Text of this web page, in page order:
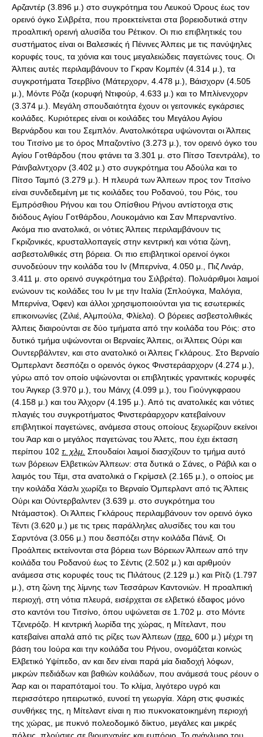
Αρζαντέρ (3.896 μ.) στο συγκρότημα του Λευκού Όρους έως τον
ορεινό όγκο Σιλβρέτα, που προεκτείνεται στα βορειοδυτικά στην
προαλπική ορεινή αλυσίδα του Ρέτικον. Οι πιο επιβλητικές του
συστήματος είναι οι Βαλεσικές ή Πένινες Άλπεις με τις πανύψηλες
κορυφές τους, τα χιόνια και τους μεγαλειώδεις παγετώνες τους. Οι
Άλπεις αυτές περιλαμβάνουν το Γκραν Κομπέν (4.314 μ.), τα
συγκροτήματα Τσερβίνο (Μάτερχορν, 4.478 μ.), Βάισχορν (4.505
μ.), Μόντε Ρόζα (κορυφή Ντιφούρ, 4.633 μ.) και το Μπλίνενχορν
(3.374 μ.). Μεγάλη σπουδαιότητα έχουν οι γειτονικές εγκάρσιες
κοιλάδες. Κυριότερες είναι οι κοιλάδες του Μεγάλου Αγίου
Βερνάρδου και του Σεμπλόν. Ανατολικότερα υψώνονται οι Άλπεις
του Τιτσίνο με το όρος Μπαζοντίνο (3.273 μ.), τον ορεινό όγκο του
Αγίου Γοτθάρδου (που φτάνει τα 3.301 μ. στο Πίτσο Τσεντράλε), το
Ράινβαλντχορν (3.402 μ.) στο συγκρότημα του Αδούλα και το
Πίτσο Ταμπό (3.279 μ.). Η πλευρά των Άλπεων προς τον Τιτσίνο
είναι συνδεδεμένη με τις κοιλάδες του Ροδανού, του Ρόις, του
Εμπρόσθιου Ρήνου και του Οπίσθιου Ρήνου αντίστοιχα στις
διόδους Αγίου Γοτθάρδου, Λουκομάνιο και Σαν Μπερναντίνο.
Ακόμα πιο ανατολικά, οι νότιες Άλπεις περιλαμβάνουν τις
Γκριζονικές, κρυσταλλοπαγείς στην κεντρική και νότια ζώνη,
ασβεστολιθικές στη βόρεια. Οι πιο επιβλητικοί ορεινοί όγκοι
συνοδεύουν την κοιλάδα του Ιν (Μπερνίνα, 4.050 μ., Πιζ Λινάρ,
3.411 μ. στο ορεινό συγκρότημα του Σιλβρέτα). Πολυάριθμοι λαιμοί
ενώνουν τις κοιλάδες του Ιν με την Ιταλία (Σπλούγκα, Μαλόγια,
Μπερνίνα, Όφεν) και άλλοι χρησιμοποιούνται για τις εσωτερικές
επικοινωνίες (Ζιλιέ, Αλμπούλα, Φλίελα). Ο βόρειες ασβεστολιθικές
Άλπεις διαιρούνται σε δύο τμήματα από την κοιλάδα του Ρόις: στο
δυτικό τμήμα υψώνονται οι Βερναίες Άλπεις, οι Άλπεις Ούρι και
Ουντερβάλντεν, και στο ανατολικό οι Άλπεις Γκλάρους. Στο Βερναίο
Όμπερλαντ δεσπόζει ο ορεινός όγκος Φινστεράαρχορν (4.274 μ.),
γύρω από τον οποίο υψώνονται οι επιβλητικές γρανιτικές κορυφές
του Άιγκερ (3.970 μ.), του Μάινχ (4.099 μ.), του Γιούνγκφραου
(4.158 μ.) και του Άλχορν (4.195 μ.). Από τις ανατολικές και νότιες
πλαγιές του συγκροτήματος Φινστεράαρχορν κατεβαίνουν
επιβλητικοί παγετώνες, ανάμεσα στους οποίους ξεχωρίζουν εκείνοι
του Άαρ και ο μεγάλος παγετώνας του Άλετς, που έχει έκταση
περίπου 102 τ. χλμ. Σπουδαίοι λαιμοί διασχίζουν το τμήμα αυτό
των βόρειων Ελβετικών Άλπεων: στα δυτικά ο Σάνες, ο Ράβιλ και ο
λαιμός του Τέμι, στα ανατολικά ο Γκρίμσελ (2.165 μ.), ο οποίος με
την κοιλάδα Χάσλι χωρίζει το Βερναίο Όμπερλαντ από τις Άλπεις
Ούρι και Ούντερβαλντεν (3.639 μ. στο συγκρότημα του
Ντάμαστοκ). Οι Άλπεις Γκλάρους περιλαμβάνουν τον ορεινό όγκο
Τέντι (3.620 μ.) με τις τρεις παράλληλες αλυσίδες του και του
Σαρντόνα (3.056 μ.) που δεσπόζει στην κοιλάδα Πάνιξ. Οι
Προάλπεις εκτείνονται στα βόρεια των Βόρειων Άλπεων από την
κοιλάδα του Ροδανού έως το Σέντις (2.502 μ.) και αριθμούν
ανάμεσα στις κορυφές τους τις Πιλάτους (2.129 μ.) και Ρίτζι (1.797
μ.), στη ζώνη της λίμνης των Τεσσάρων Καντονιών. Η προαλπική
περιοχή, στη νότια πλευρά, εισέρχεται σε ελβετικό έδαφος μόνο
στο καντόνι του Τιτσίνο, όπου υψώνεται σε 1.702 μ. στο Μόντε
Τζενερόζο. Η κεντρική λωρίδα της χώρας, η Μίτελαντ, που
κατεβαίνει απαλά από τις ρίζες των Άλπεων (περ. 600 μ.) μέχρι τη
βάση του Ιούρα και την κοιλάδα του Ρήνου, ονομάζεται κοινώς
Ελβετικό Υψίπεδο, αν και δεν είναι παρά μία διαδοχή λόφων,
μικρών πεδιάδων και βαθιών κοιλάδων, που ανάμεσά τους ρέουν ο
Άαρ και οι παραπόταμοί του. Το κλίμα, λιγότερο υγρό και
περισσότερο ηπειρωτικό, ευνοεί τη γεωργία. Χάρη στις φυσικές
συνθήκες της, η Μίτελαντ είναι η πιο πυκνοκατοικημένη περιοχή
της χώρας, με πυκνό πολεοδομικό δίκτυο, μεγάλες και μικρές